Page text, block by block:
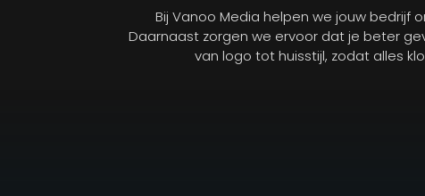
Bij Vanoo Media helpen we jouw bedrijf
Daarnaast zorgen we ervoor dat je beter
van logo tot huisstijl, zodat alles